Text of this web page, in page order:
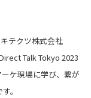
テクツ株式会社
Talk Tokyo 2023
ケ現場に学び、繋が
。